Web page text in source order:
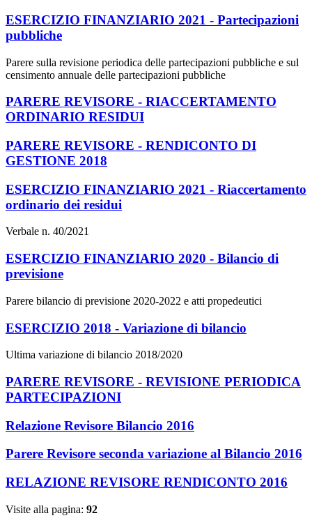
ESERCIZIO FINANZIARIO 2021 - Partecipazioni
pubbliche
Parere sulla revisione periodica delle partecipazioni pubbliche e sul
censimento annuale delle partecipazioni pubbliche
PARERE REVISORE - RIACCERTAMENTO
ORDINARIO RESIDUI
PARERE REVISORE - RENDICONTO DI
GESTIONE 2018
ESERCIZIO FINANZIARIO 2021 - Riaccertamento
ordinario dei residui
Verbale n. 40/2021
ESERCIZIO FINANZIARIO 2020 - Bilancio di
previsione
Parere bilancio di previsione 2020-2022 e atti propedeutici
ESERCIZIO 2018 - Variazione di bilancio
Ultima variazione di bilancio 2018/2020
PARERE REVISORE - REVISIONE PERIODICA
PARTECIPAZIONI
Relazione Revisore Bilancio 2016
Parere Revisore seconda variazione al Bilancio 2016
RELAZIONE REVISORE RENDICONTO 2016
Visite alla pagina: 92